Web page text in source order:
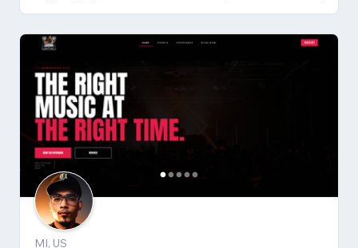
MI, US